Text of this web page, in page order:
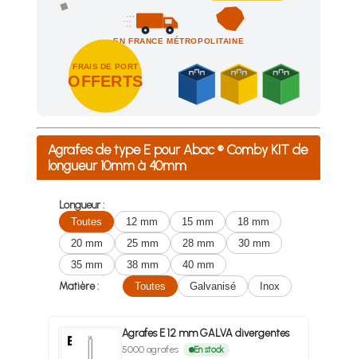
EN FRANCE MÉTROPOLITAINE
FRAIS DE PORT
OFFERTS
Achetez 4 sachets ou boîtes d'agrafes ou de pointes et
Agrafes de type E pour Abac ® Comby KIT de
longueur 10mm à 40mm
Longueur :
Toutes
12 mm 15 mm
18 mm
20 mm
25 mm 28 mm
30 mm
35 mm
38 mm
40 mm
Matière :
Toutes Galvanisé Inox
Agrafes E 12 mm GALVA divergentes
5000 agrafes En stock